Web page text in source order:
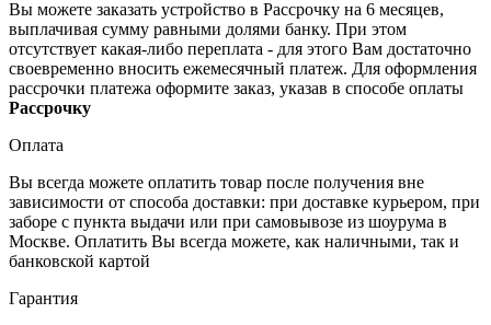
Вы можете заказать устройство в Рассрочку на 6 месяцев,
выплачивая сумму равными долями банку. При этом
отсутствует какая-либо переплата - для этого Вам достаточно
своевременно вносить ежемесячный платеж. Для оформления
рассрочки платежа оформите заказ, указав в способе оплаты
Рассрочку
Оплата
Вы всегда можете оплатить товар после получения вне
зависимости от способа доставки: при доставке курьером, при
заборе с пункта выдачи или при самовывозе из шоурума в
Москве. Оплатить Вы всегда можете, как наличными, так и
банковской картой
Гарантия